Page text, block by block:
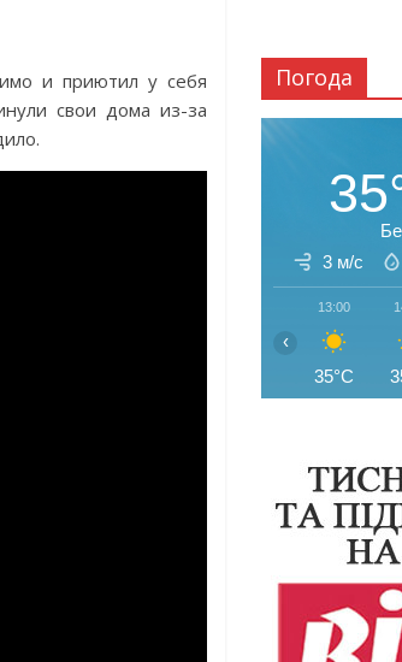
и приютил у себя
свои дома из-за
Погода
3 м/с
13:00
35°C
‹